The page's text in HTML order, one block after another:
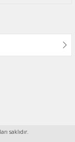
saklıdır.